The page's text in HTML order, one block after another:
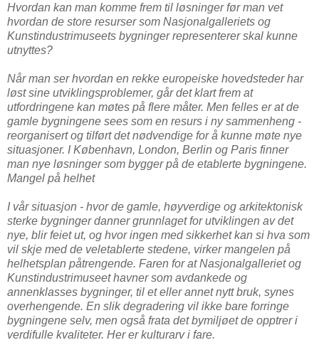
Hvordan kan man komme frem til løsninger før man vet
hvordan de store resurser som Nasjonalgalleriets og
Kunstindustrimuseets bygninger representerer skal kunne
utnyttes?
Når man ser hvordan en rekke europeiske hovedsteder har
løst sine utviklingsproblemer, går det klart frem at
utfordringene kan møtes på flere måter. Men felles er at de
gamle bygningene sees som en resurs i ny sammenheng -
reorganisert og tilført det nødvendige for å kunne møte nye
situasjoner. I København, London, Berlin og Paris finner
man nye løsninger som bygger på de etablerte bygningene.
Mangel på helhet
I vår situasjon - hvor de gamle, høyverdige og arkitektonisk
sterke bygninger danner grunnlaget for utviklingen av det
nye, blir feiet ut, og hvor ingen med sikkerhet kan si hva som
vil skje med de veletablerte stedene, virker mangelen på
helhetsplan påtrengende. Faren for at Nasjonalgalleriet og
Kunstindustrimuseet havner som avdankede og
annenklasses bygninger, til et eller annet nytt bruk, synes
overhengende. En slik degradering vil ikke bare forringe
bygningene selv, men også frata det bymiljøet de opptrer i
verdifulle kvaliteter. Her er kulturarv i fare.